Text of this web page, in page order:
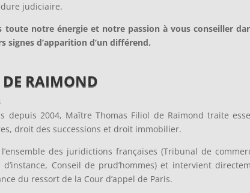
judiciaire.
toute notre énergie et notre passion à vous conseiller
signes d’apparition d’un différend.
RAIMOND
depuis 2004, Maître Thomas Filiol de Raimond traite
droit des successions et droit immobilier.
des juridictions françaises (Tribunal de
Conseil de prud’hommes) et intervient
du ressort de la Cour d’appel de Paris.